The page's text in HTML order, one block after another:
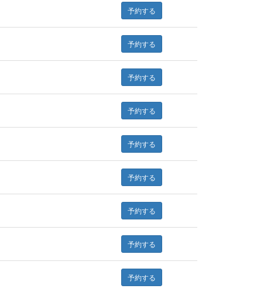
予約する
予約する
予約する
予約する
予約する
予約する
予約する
予約する
予約する